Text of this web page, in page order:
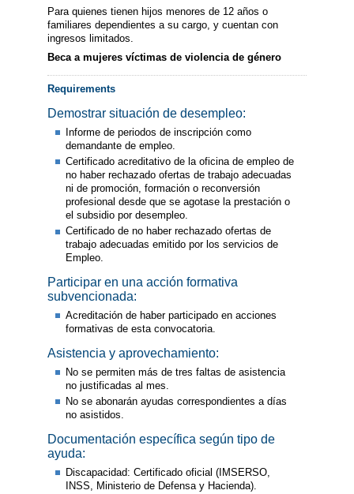
Para quienes tienen hijos menores de 12 años o
familiares dependientes a su cargo, y cuentan con
ingresos limitados.
Beca a mujeres víctimas de violencia de género
Requirements
Demostrar situación de desempleo:
Informe de periodos de inscripción como
demandante de empleo.
Certificado acreditativo de la oficina de empleo de
no haber rechazado ofertas de trabajo adecuadas
ni de promoción, formación o reconversión
profesional desde que se agotase la prestación o
el subsidio por desempleo.
Certificado de no haber rechazado ofertas de
trabajo adecuadas emitido por los servicios de
Empleo.
Participar en una acción formativa
subvencionada:
Acreditación de haber participado en acciones
formativas de esta convocatoria.
Asistencia y aprovechamiento:
No se permiten más de tres faltas de asistencia
no justificadas al mes.
No se abonarán ayudas correspondientes a días
no asistidos.
Documentación específica según tipo de
ayuda:
Discapacidad: Certificado oficial (IMSERSO,
INSS, Ministerio de Defensa y Hacienda).